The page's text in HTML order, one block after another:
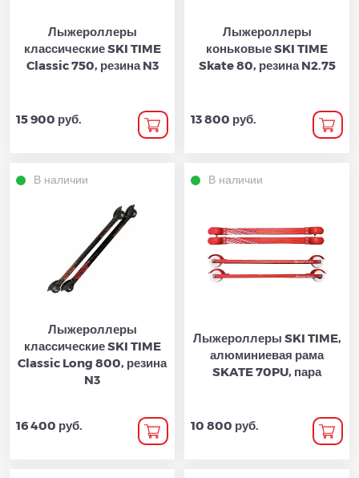
Лыжероллеры
классические SKI TIME
Classic 750, резина N3
15 900 руб.
Лыжероллеры
коньковые SKI TIME
Skate 80, резина N2.75
13 800 руб.
В наличии
Лыжероллеры
классические SKI TIME
Classic Long 800, резина
N3
16 400 руб.
В наличии
Лыжероллеры SKI TIME,
алюминиевая рама
SKATE 70PU, пара
10 800 руб.